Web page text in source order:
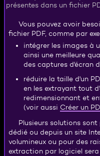
présentes dans un fichier
Vous pouvez avoir
fichier PDF, comme par
intégrer les images à
ainsi une meilleure
des captures d'écran
réduire la taille d'un
en les extrayant tout
redimensionnant et
(voir aussi Créer un
Plusieurs solutions
dédié ou depuis un site
volumineux ou pour des
extraction par logiciel